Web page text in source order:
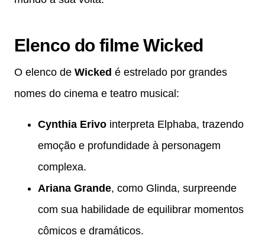
Elenco do filme Wicked
O elenco de Wicked é estrelado por grandes
nomes do cinema e teatro musical:
Cynthia Erivo interpreta Elphaba, trazendo
emoção e profundidade à personagem
complexa.
Ariana Grande, como Glinda, surpreende
com sua habilidade de equilibrar momentos
cômicos e dramáticos.